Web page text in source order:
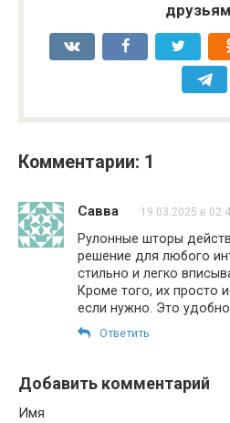
Комментарии: 1
Савва 19.03.2025 в
Рулонные шторы
решение для любого
стильно и легко
Кроме того, их просто
если нужно. Это удобно
Ответить
Добавить комментарий
Имя